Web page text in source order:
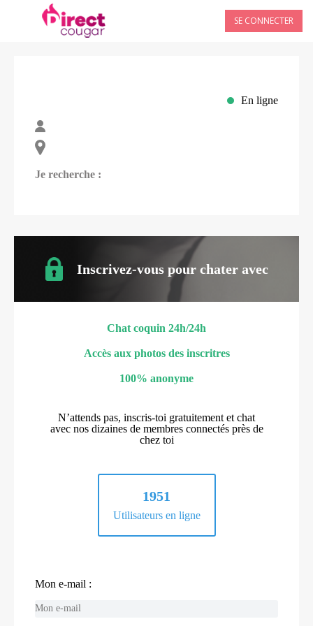
SE CONNECTER
En ligne
Je recherche :
Inscrivez-vous pour chater avec
Chat coquin 24h/24h
Accès aux photos des inscritres
100% anonyme
N’attends pas, inscris-toi gratuitement et chat
avec nos dizaines de membres connectés près de
chez toi
1951
Utilisateurs en ligne
Mon e-mail :